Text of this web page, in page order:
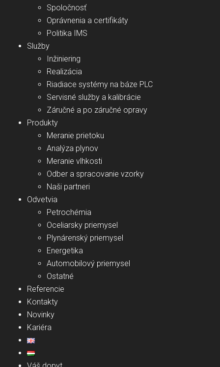
Spoločnosť
Oprávnenia a certifikáty
Politika IMS
Služby
Inžiniering
Realizácia
Riadiace systémy na báze PLC
Servisné služby a kalibrácie
Záručné a po záručné opravy
Produkty
Meranie prietoku
Analýza plynov
Meranie vlhkosti
Odber a spracovanie vzorky
Naši partneri
Odvetvia
Petrochémia
Oceliarsky priemysel
Plynárenský priemysel
Energetika
Automobilový priemysel
Ostatné
Referencie
Kontakty
Novinky
Kariéra